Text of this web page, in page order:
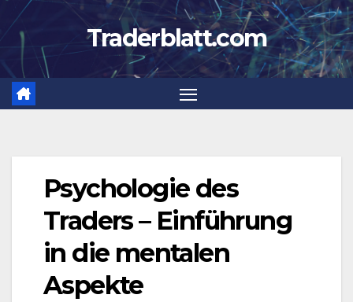
Zum
Inhalt
springen
Traderblatt.com
Psychologie des
Traders – Einführung
in die mentalen
Aspekte